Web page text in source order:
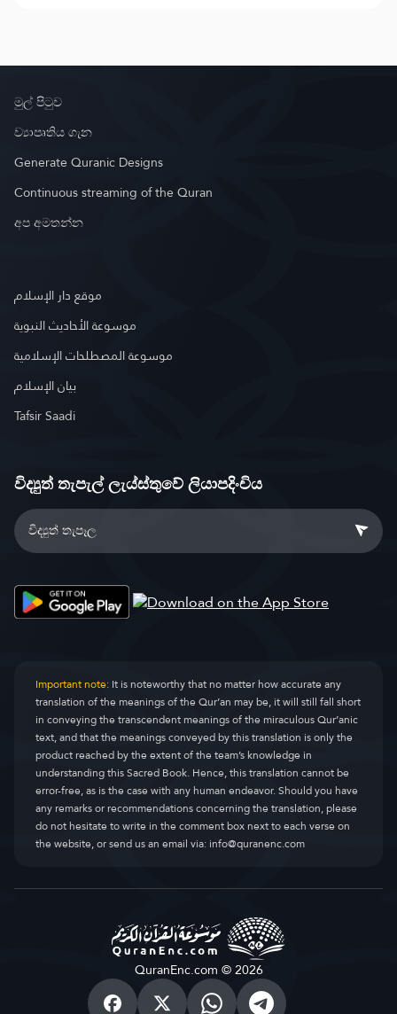
මුල් පිටුව
ව්‍යාපෘතිය ගැන
Generate Quranic Designs
Continuous streaming of the Quran
අප අමතන්න
موقع دار الإسلام
موسوعة الأحاديث النبوية
موسوعة المصطلحات الإسلامية
بيان الإسلام
Tafsir Saadi
විද්‍යුත් තැපැල් ලැය්ස්තුවේ ලියාපදිංචිය
Important note:It is noteworthy that no matter how accurate any
translation of the meanings of the Qur’an may be, it will still fall short
in conveying the transcendent meanings of the miraculous Qur’anic
text, and that the meanings conveyed by this translation is only the
product reached by the extent of the team’s knowledge in
understanding this Sacred Book. Hence, this translation cannot be
error-free, as is the case with any human endeavor. Should you have
any remarks or recommendations concerning the translation, please
do not hesitate to write in the comment box next to each verse on
the website, or send us an email via:info@quranenc.com
QuranEnc.com © 2026